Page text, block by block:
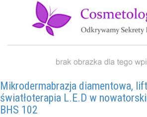
Mikrodermabrazja diamentowa,
światłoterapia L.E.D w
BHS 102